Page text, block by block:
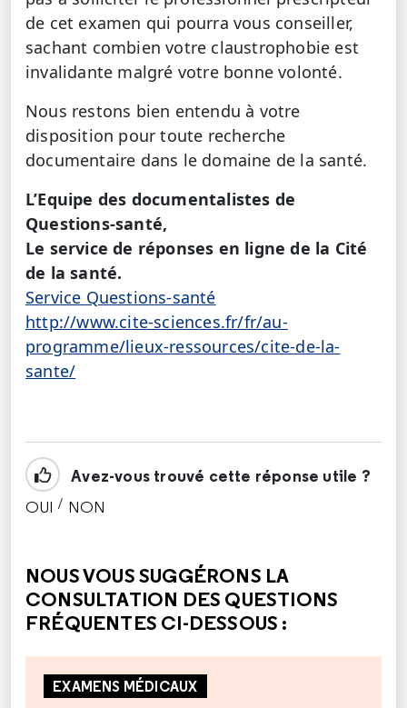
de cet examen qui pourra vous conseiller,
sachant combien votre claustrophobie est
invalidante malgré votre bonne volonté.
Nous restons bien entendu à votre
disposition pour toute recherche
documentaire dans le domaine de la santé.
L’Equipe des documentalistes de
Questions-santé,
Le service de réponses en ligne de la Cité
de la santé.
Service Questions-santé
http://www.cite-sciences.fr/fr/au-
programme/lieux-ressources/cite-de-la-
sante/
Avez-vous trouvé cette réponse utile ?
OUI / NON
NOUS VOUS SUGGÉRONS LA
CONSULTATION DES QUESTIONS
FRÉQUENTES CI-DESSOUS :
EXAMENS MÉDICAUX